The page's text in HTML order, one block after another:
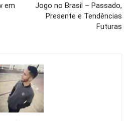
em
Jogo no Brasil – Passado,
Presente e Tendências
Futuras